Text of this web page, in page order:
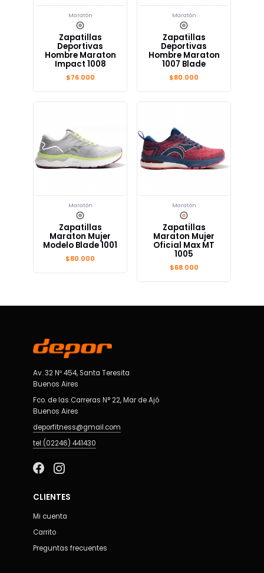
Maratón
Zapatillas
Deportivas
Hombre Maraton
Impact 1008
$76.000
Maratón
Zapatillas
Deportivas
Hombre Maraton
1007 Blade
$80.000
Maratón
Zapatillas
Maraton Mujer
Modelo Blade 1001
$80.000
Maratón
Zapatillas
Maraton Mujer
Oficial Max MT
1005
$68.000
Av. 32 Nº 454, Santa Teresita
Buenos Aires
Fco. de las Carreras N° 22, Mar de Ajó
Buenos Aires
deporfitness@gmail.com
tel:(02246) 441430
CLIENTES
Mi cuenta
Carrito
Preguntas frecuentes